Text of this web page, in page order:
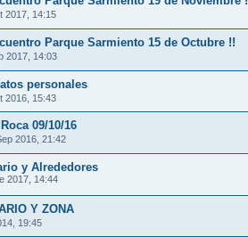
2017, 14:15
Parque Sarmiento 15 de Octubre !!
2017, 14:03
personales
2016, 15:43
09/10/16
2016, 21:42
y Alrededores
2017, 14:44
Y ZONA
19:45